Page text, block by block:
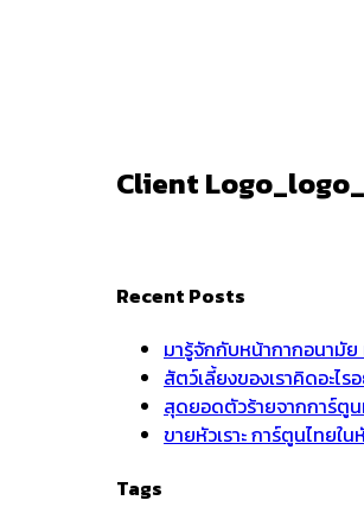
Client
Recent Posts
มารู้จักกับหน้ากากอนามัย
สัตว์เลี้ยงของเราคิดอะไ
สุดยอดตัวร้ายจากการ์ตู
ขายหัวเราะ การ์ตูนไทยใ
Tags